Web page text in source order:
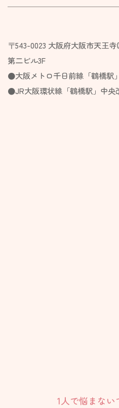
〒543-0023 大阪府大阪市天王
第二ビル3F
●大阪メトロ千日前線「鶴橋駅
​●JR大阪環状線「鶴橋駅」中央
1人で悩まない